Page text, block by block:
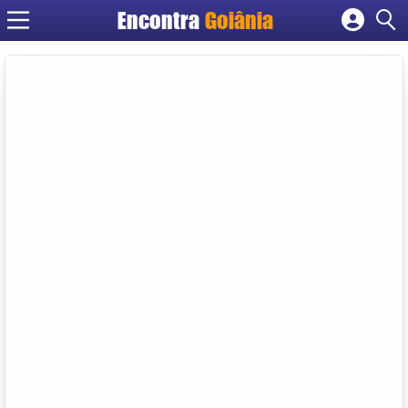
Encontra Goiânia
Cadastrar empresa